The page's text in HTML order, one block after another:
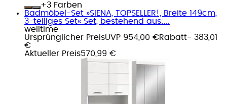
+
Farben
Badmöbel-Set »SIENA, TOPSELLER!, Breite 149cm,
3-teiliges Set« Set, bestehend aus:...
welltime
Ursprünglicher PreisUVP 954,00 €Rabatt- 383,01
€
Aktueller Preis570,99 €